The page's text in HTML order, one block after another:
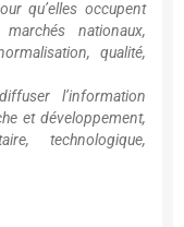
qu’elles occupent
nationaux,
qualité,
l’information
et développement,
technologique,